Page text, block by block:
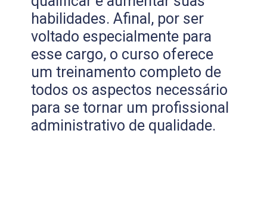
habilidades. Afinal, por ser
voltado especialmente para
esse cargo, o curso oferece
um treinamento completo de
todos os aspectos necessário
para se tornar um profissional
administrativo de qualidade.